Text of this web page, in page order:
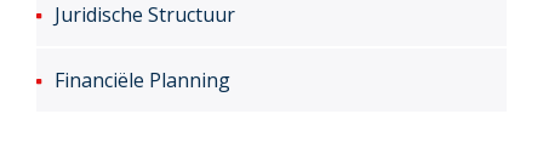
Juridische Structuur
Financiële Planning